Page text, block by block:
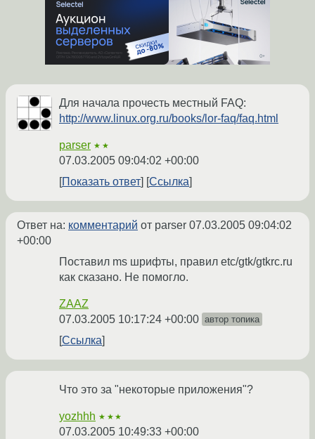
Для начала прочесть местный FAQ:
http://www.linux.org.ru/books/lor-faq/faq.html
parser ★★
07.03.2005 09:04:02 +00:00
Показать ответ
Ссылка
Ответ на: комментарий от parser 07.03.2005 09:04:02
+00:00
Поставил ms шрифты, правил etc/gtk/gtkrc.ru
как сказано. Не помогло.
ZAAZ
07.03.2005 10:17:24 +00:00 автор топика
Ссылка
Что это за "некоторые приложения"?
yozhhh ★★★
07.03.2005 10:49:33 +00:00